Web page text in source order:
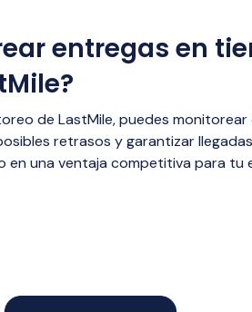
entregas en
de LastMile, puedes
retrasos y garantizar
en una ventaja competitiva para tu